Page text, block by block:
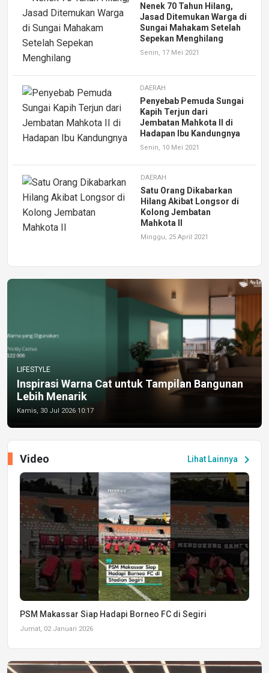
Nenek 70 Tahun Hilang,
Jasad Ditemukan Warga di
Sungai Mahakam Setelah
Sepekan Menghilang
Senin, 17 Mei 2021
DAERAH
Penyebab Pemuda Sungai
Kapih Terjun dari
Jembatan Mahkota II di
Hadapan Ibu Kandungnya
Senin, 10 Mei 2021
DAERAH
Satu Orang Dikabarkan
Hilang Akibat Longsor di
Kolong Jembatan
Mahkota II
Minggu, 25 April 2021
LIFESTYLE
Inspirasi Warna Cat untuk Tampilan Bangunan
Lebih Menarik
Kamis, 30 Jul 2026 10:17
Lihat Lainnya chevron_right
Video
PSM Makassar Siap Hadapi Borneo FC di Segiri
Jumat, 02 Januari 2026